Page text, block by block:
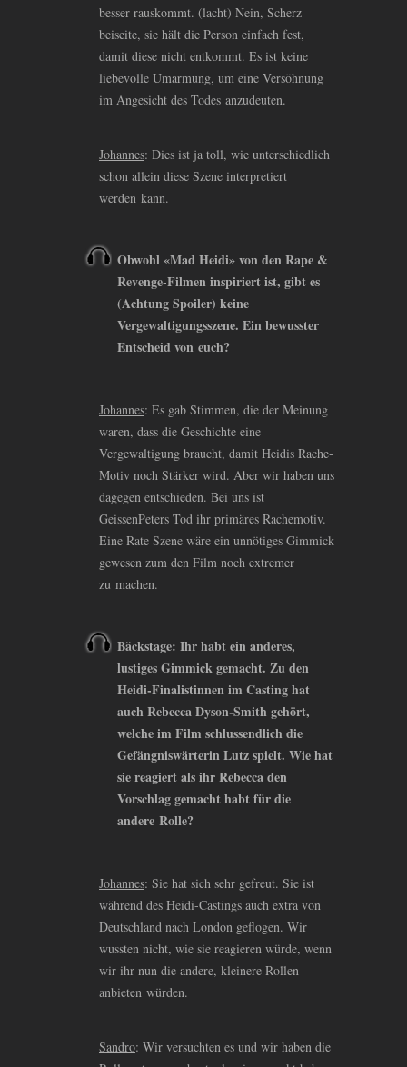
besser rauskommt. (lacht) Nein, Scherz
beiseite, sie hält die Person einfach fest,
damit diese nicht entkommt. Es ist keine
liebevolle Umarmung, um eine Versöhnung
im Angesicht des Todes anzudeuten.
Johannes: Dies ist ja toll, wie unterschiedlich
schon allein diese Szene interpretiert
werden kann.
Obwohl «Mad Heidi» von den Rape &
Revenge-Filmen inspiriert ist, gibt es
(Achtung Spoiler) keine
Vergewaltigungsszene. Ein bewusster
Entscheid von euch?
Johannes: Es gab Stimmen, die der Meinung
waren, dass die Geschichte eine
Vergewaltigung braucht, damit Heidis Rache-
Motiv noch Stärker wird. Aber wir haben uns
dagegen entschieden. Bei uns ist
GeissenPeters Tod ihr primäres Rachemotiv.
Eine Rate Szene wäre ein unnötiges Gimmick
gewesen zum den Film noch extremer
zu machen.
Bäckstage: Ihr habt ein anderes,
lustiges Gimmick gemacht. Zu den
Heidi-Finalistinnen im Casting hat
auch Rebecca Dyson-Smith gehört,
welche im Film schlussendlich die
Gefängniswärterin Lutz spielt. Wie hat
sie reagiert als ihr Rebecca den
Vorschlag gemacht habt für die
andere Rolle?
Johannes: Sie hat sich sehr gefreut. Sie ist
während des Heidi-Castings auch extra von
Deutschland nach London geflogen. Wir
wussten nicht, wie sie reagieren würde, wenn
wir ihr nun die andere, kleinere Rollen
anbieten würden.
Sandro: Wir versuchten es und wir haben die